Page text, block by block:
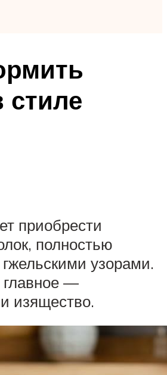
стиле
приобрести
полностью
узорами.
главное —
изящество.